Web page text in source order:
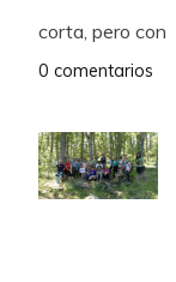
corta, pero con
0 comentarios